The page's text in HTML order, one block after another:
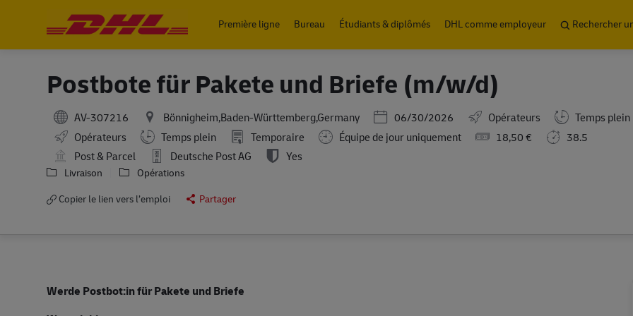
Première ligne
Bureau Étudiants & diplômés DHL comme employeur Rechercher
Postbote für Pakete und Briefe (m/w/d)
AV-307216 Bönnigheim,Baden-Württemberg,Germany Posted Date
06/30/2026 Opérateurs
Temps plein
Opérateurs
Working Hours
Temps plein Temporaire Équipe de jour uniquement 18,50 €
38.5
Post & Parcel
Deutsche Post AG Yes
Livraison
Opérations
Copier le lien vers l’emploi
Partager
Werde Postbot:in für Pakete und Briefe